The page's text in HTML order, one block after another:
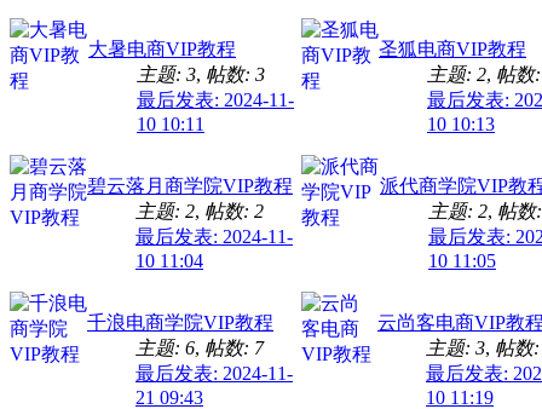
大暑电商VIP教程
主题: 3, 帖数: 3
最后发表: 2024-11-
10 10:11
圣狐电商VIP教程
主题: 2, 帖数
最后发表:
10 10:13
碧云落月商学院VIP教程
主题: 2, 帖数: 2
最后发表: 2024-11-
10 11:04
派代商学院VIP教
主题: 2, 帖数
最后发表:
10 11:05
千浪电商学院VIP教程
主题: 6, 帖数: 7
最后发表: 2024-11-
21 09:43
云尚客电商VIP教
主题: 3, 帖数:
最后发表:
10 11:19